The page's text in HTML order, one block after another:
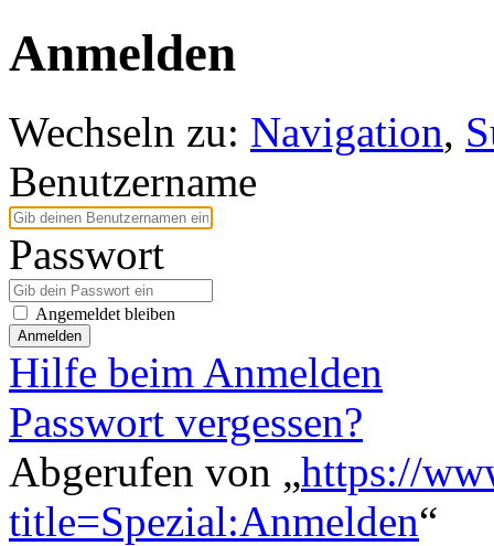
Anmelden
Wechseln zu: Navigation,
Benutzername
Passwort
Angemeldet bleiben
Anmelden
Hilfe beim Anmelden
Passwort vergessen?
Abgerufen von „https://
title=Spezial:Anmelden“